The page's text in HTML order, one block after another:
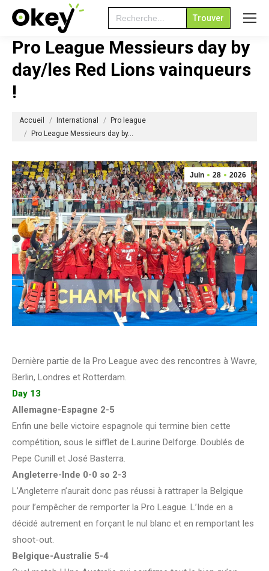
Search
for:
Pro League Messieurs day by
day/les Red Lions vainqueurs
!
Accueil International
Pro league
Pro League Messieurs day by…
Juin 28 2026
Dernière partie de la Pro League avec des rencontres à Wavre,
Berlin, Londres et Rotterdam.
Day 13
Allemagne-Espagne 2-5
Enfin une belle victoire espagnole qui termine bien cette
compétition, sous le sifflet de Laurine Delforge. Doublés de
Pepe Cunill et José Basterra.
Angleterre-Inde 0-0 so 2-3
L’Angleterre n’aurait donc pas réussi à rattraper la Belgique
pour l’empêcher de remporter la Pro League. L’Inde en a
décidé autrement en forçant le nul blanc et en remportant les
shoot-out.
Belgique-Australie 5-4